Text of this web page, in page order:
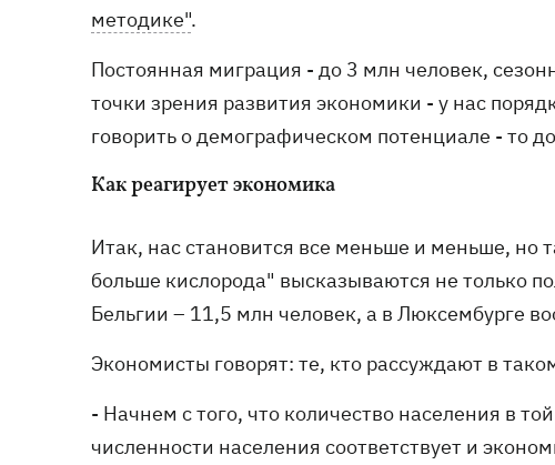
методике".
Постоянная миграция - до 3 млн человек,
точки зрения развития экономики - у нас
говорить о демографическом потенциале - то
Как реагирует экономика
Итак, нас становится все меньше и меньше, но
больше кислорода" высказываются не только
Бельгии – 11,5 млн человек, а в Люксембурге
Экономисты говорят: те, кто рассуждают в
- Начнем с того, что количество населения в
численности населения соответствует и